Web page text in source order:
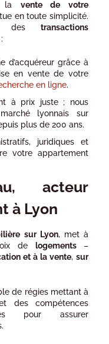
la vente de votre
en toute simplicité.
des transactions
d’acquéreur grâce à
en vente de votre
en ligne.
à prix juste ; nous
lyonnais sur
plus de 200 ans.
juridiques et
votre appartement
acteur
à Lyon
sur Lyon, met à
de
logements –
et à la vente, sur
de régies mettant à
des compétences
pour assurer